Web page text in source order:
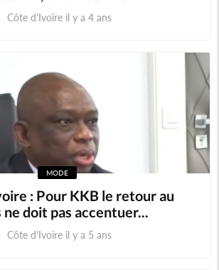
Côte d'Ivoire il y a 4 ans
MODE
: Pour KKB le retour au
ne doit pas accentuer...
Côte d'Ivoire il y a 5 ans